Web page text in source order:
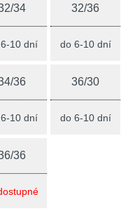
34
10 dní
32/36
do 6-10 dní
36
10 dní
36/30
do 6-10 dní
36